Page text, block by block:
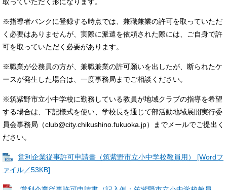
※指導者バンクに登録する時点では、兼職兼業の許可を取っていただ
く必要はありませんが、実際に派遣を依頼された際には、ご自身で許
可を取っていただく必要があります。
※職業が公務員の方が、兼職兼業の許可願いを出したが、断られたケ
ースが発生した場合は、一度事務局までご相談ください。
※筑紫野市立小中学校に勤務している教員が地域クラブの指導を希望
する場合は、下記様式を使い、学校長を通じて部活動地域展開実行委
員会事務局（club@city.chikushino.fukuoka.jp）までメールでご提出く
ださい。
営利企業従事許可申請書（筑紫野市立小中学校教員用） [Wordフ
ァイル／53KB]